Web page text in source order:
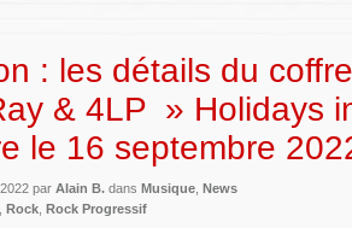
: les détails du
& 4LP » Holidays
le 16 septembre
par Alain B. dans Musique News
Rock Rock Progressif